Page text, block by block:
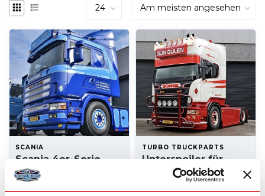
SCANIA
Scania 4er-Serie
Front-Unterschutz
(Polyester)
TURBO TRUCKPARTS
Unterspoiler für
Scania R niedrige
Stoßstange